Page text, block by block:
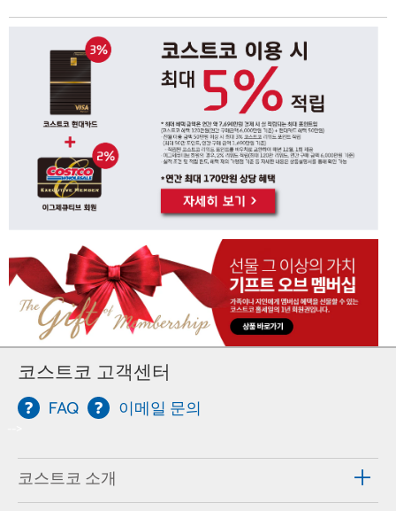
코스트코 고객센터
FAQ 이메일 문의
코스트코 소개